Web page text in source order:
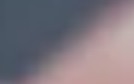
Oui, je souhaite être alerté(e) des